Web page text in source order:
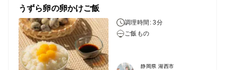
うずら卵の卵かけご飯
調理時間: 3分
ご飯もの
静岡県 湖西市